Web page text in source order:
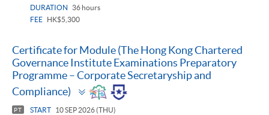
DURATION
36 hours
FEE
HK$5,300
Certificate for Module (The Hong Kong Chartered
Governance Institute Examinations Preparatory
Programme – Corporate Secretaryship and
Compliance)
Toggle
panel
PT START
10 SEP 2026 (THU)